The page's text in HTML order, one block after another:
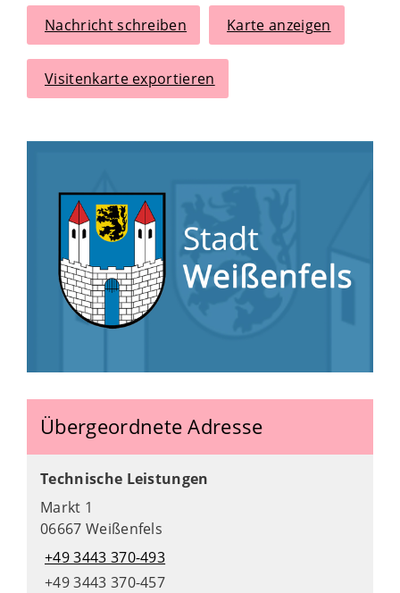
Nachricht schreiben Karte anzeigen
Visitenkarte exportieren
Übergeordnete Adresse
Technische Leistungen
Markt 1
06667 Weißenfels
+49 3443 370-493
+49 3443 370-457